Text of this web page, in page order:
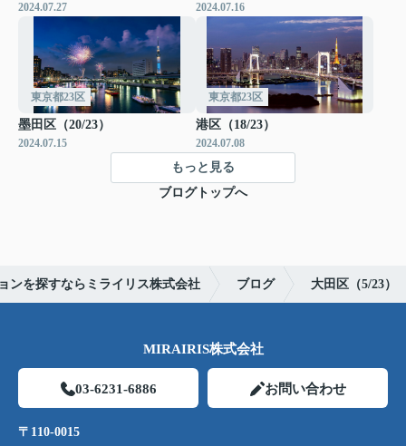
2024.07.27 2024.07.16
東京都23区
墨田区（20/23）
2024.07.15
東京都23区
港区（18/23）
2024.07.08
もっと見る
ブログトップへ
ンを探すならミライリス株式会社 ブログ 大田区（5/23）
MIRAIRIS株式会社
03-6231-6886 お問い合わせ
〒110-0015